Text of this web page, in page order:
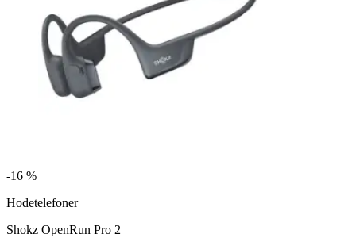
-16 %
Hodetelefoner
Shokz OpenRun Pro 2